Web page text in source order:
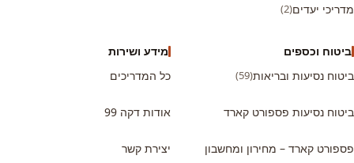
מדריכי יעדים(2)
ביטוח וכספים
ביטוח נסיעות ובריאות(59)
ביטוח נסיעות פספורט קארד
פספורט קארד – מחירון ומחשבון
מידע ושירות
כל המדריכים
אודות דקה 99
יצירת קשר